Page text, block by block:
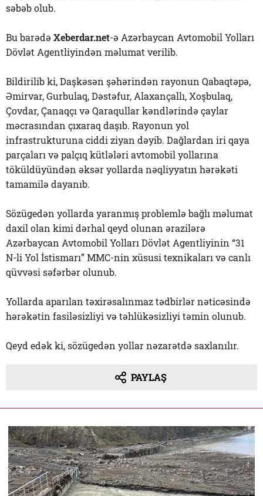
səbəb olub.
Bu barədə Xeberdar.net-ə Azərbaycan Avtomobil Yolları
Dövlət Agentliyindən məlumat verilib.
Bildirilib ki, Daşkəsən şəhərindən rayonun Qabaqtəpə,
Əmirvar, Gurbulaq, Dəstəfur, Alaxançallı, Xoşbulaq,
Çovdar, Çanaqçı və Qaraqullar kəndlərində çaylar
məcrasından çıxaraq daşıb. Rayonun yol
infrastrukturuna ciddi ziyan dəyib. Dağlardan iri qaya
parçaları və palçıq kütlələri avtomobil yollarına
töküldüyündən əksər yollarda nəqliyyatın hərəkəti
tamamilə dayanıb.
Sözügedən yollarda yaranmış problemlə bağlı məlumat
daxil olan kimi dərhal qeyd olunan ərazilərə
Azərbaycan Avtomobil Yolları Dövlət Agentliyinin “31
N-li Yol İstismarı” MMC-nin xüsusi texnikaları və canlı
qüvvəsi səfərbər olunub.
Yollarda aparılan təxirəsalınmaz tədbirlər nəticəsində
hərəkətin fasiləsizliyi və təhlükəsizliyi təmin olunub.
Qeyd edək ki, sözügedən yollar nəzarətdə saxlanılır.
PAYLAŞ